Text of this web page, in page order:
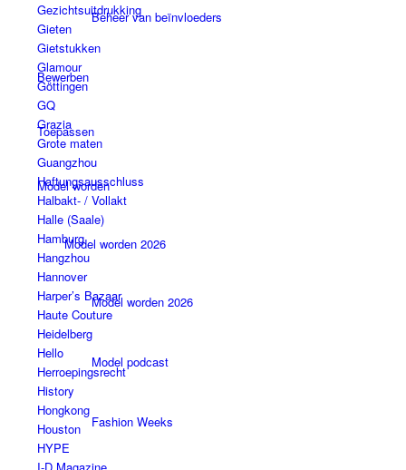
Beheer van beïnvloeders
Bewerben
Toepassen
Model worden
Model worden 2026
Model worden 2026
Model podcast
Fashion Weeks
Gezichtsuitdrukking
Gieten
Gietstukken
Glamour
Göttingen
GQ
Grazia
Grote maten
Guangzhou
Haftungsausschluss
Halbakt- / Vollakt
Halle (Saale)
Hamburg
Hangzhou
Hannover
Harper’s Bazaar
Haute Couture
Heidelberg
Hello
Herroepingsrecht
History
Hongkong
Houston
HYPE